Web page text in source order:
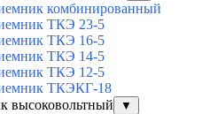
комбинированный
ТКЭ 23-5
ТКЭ 16-5
ТКЭ 14-5
ТКЭ 12-5
ТКЭКГ-18
высоковольтный
▼